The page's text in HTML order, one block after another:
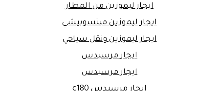
ايجار ليموزين من المطار
ايجار ليموزين ميتسوبيشي
ايجار ليموزين ونقل سياحي
ايجار مرسيدس
ايجار مرسيدس
ايجار مرسيدس c180